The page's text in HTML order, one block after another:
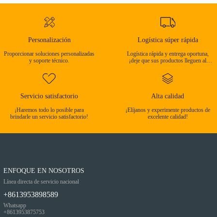
Personalización
Proporcionar soluciones personalizadas
y soporte técnico.
Logística súper rápida
Logística rápida y entrega oportuna,
¡deje que sus productos lleguen al
Servicio satisfactorio
¡Haremos todo lo posible para
brindarle un servicio satisfactorio!
Alta calidad
¡Elíjanos y experimente productos de
excelente calidad!
ENFOQUE EN NOSOTROS
Línea directa de servicio nacional
+8613953898589
Whatsapp
+8613953875753